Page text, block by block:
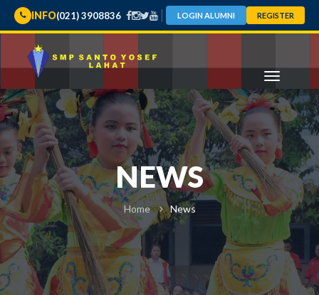
INFO(021) 3908836 LOGIN ALUMNI REGISTER
NEWS
Home News